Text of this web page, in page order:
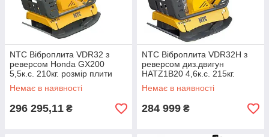
NTC Віброплита VDR32 з
реверсом Honda GX200
5,5к.с. 210кг. розмір плити
500*750мм (з колесами)
Немає в наявності
296 295,11 ₴
NTC Віброплита VDR32H з
реверсом диз.двигун
HATZ1B20 4,6к.с. 215кг.
розмір плити 500*750мм (з
колесами)
Немає в наявності
284 999 ₴